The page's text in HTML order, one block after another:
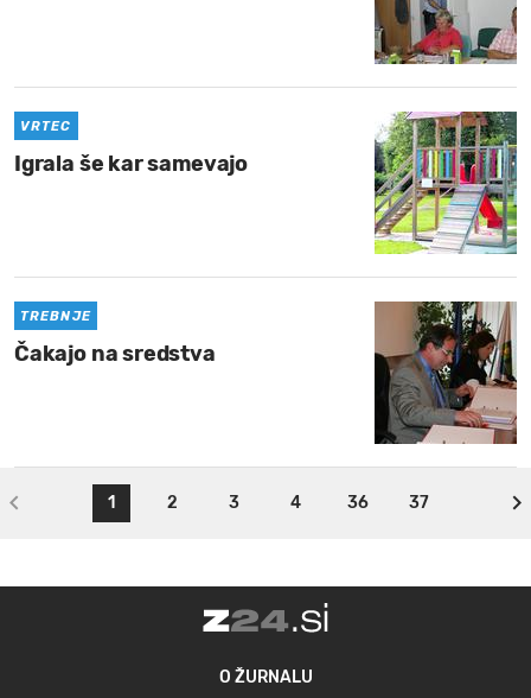
VRTEC
Igrala še kar samevajo
TREBNJE
Čakajo na sredstva
1 2 3 4 36 37
O ŽURNALU